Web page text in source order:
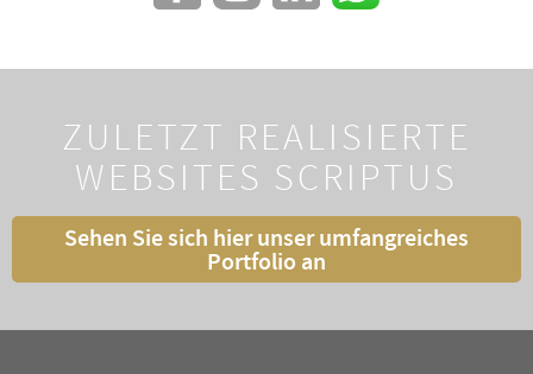
ZULETZT REALISIERTE
WEBSITES SCRIPTUS
Sehen Sie sich hier unser umfangreiches
Portfolio an